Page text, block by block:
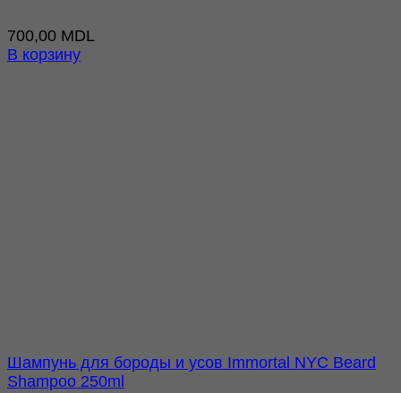
700,00 MDL
В корзину
Шампунь для бороды и усов Immortal NYC Beard
Shampoo 250ml